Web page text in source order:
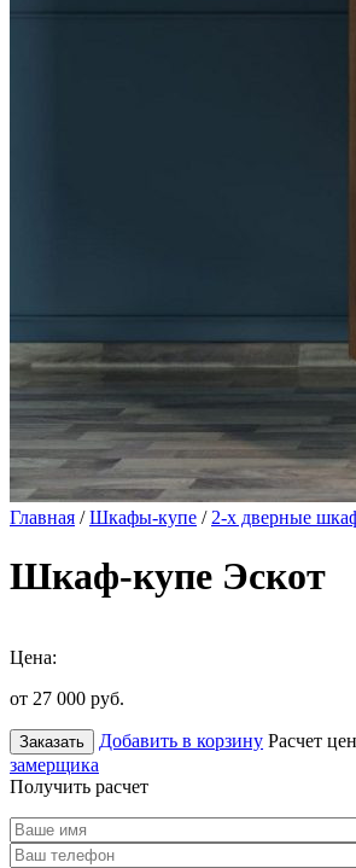
Главная /Шкафы-купе / 2-х дверные
Шкаф-купе Эскот
Цена:
от 27 000 руб.
Заказать Добавить в корзину Расчет
замерщика
Получить расчет